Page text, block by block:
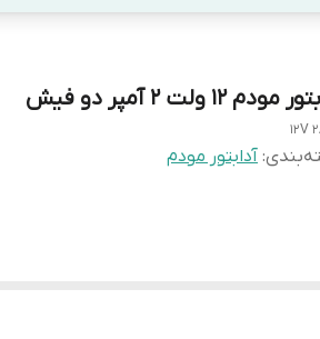
مودم 12 ولت 2 آمپر دو فیش
12V
: آدابتور مودم